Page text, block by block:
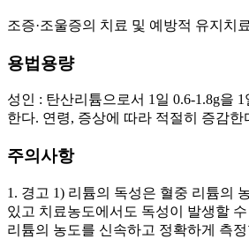
조증·조울증의 치료 및 예방적 유지치료
용법용량
성인 : 탄산리튬으로서 1일 0.6-1.8g을
한다. 연령, 증상에 따라 적절히 증감한
주의사항
1. 경고 1) 리튬의 독성은 혈중 리튬의
있고 치료농도에서도 독성이 발생할
리튬의 농도를 신속하고 정확하게 측